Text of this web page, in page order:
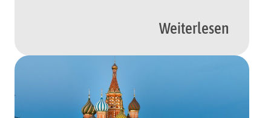
Religion brauche er nicht, sagt er, aber […]
Weiterlesen